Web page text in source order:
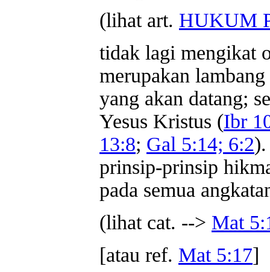
(lihat art. HUKUM
tidak lagi mengikat
merupakan
yang akan datang;
Yesus Kristus (Ibr
13:8; Gal 5:14; 6:2
prinsip-prinsip
pada semua
(lihat cat. --> Mat
[atau ref. Mat 5:17]